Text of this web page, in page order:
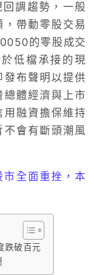
調趨勢，一般
帶動零股交易
的零股成交
低檔承接的現
布聲明以提供
體經濟與上市
融資擔保維持
會有斷頭潮風
全面重挫，本
破百元